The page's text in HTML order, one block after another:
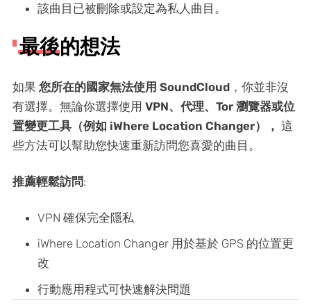
該曲目已被刪除或設定為私人曲目。
最後的想法
如果 您所在的國家無法使用 SoundCloud，你並非沒
有選擇。無論你選擇使用 VPN、代理、Tor 瀏覽器或位
置變更工具（例如 iWhere Location Changer）， 這
些方法可以幫助您快速重新訪問您喜愛的曲目。
推薦輕鬆訪問:
VPN 確保完全隱私
iWhere Location Changer 用於基於 GPS 的位置更
改
行動應用程式可快速解決問題